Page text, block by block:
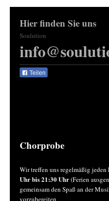
Hier finden Sie uns
Soulution
Teilen
Chorprobe
Wir treffen uns regelmäßig jeden
Uhr bis 21:30 Uhr(Ferien
gemeinsam den Spaß an der
vorzubereiten